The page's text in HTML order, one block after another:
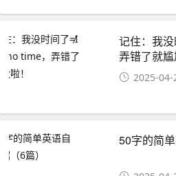
记住：我没
弄错了就尴
2025-04-
50字的简